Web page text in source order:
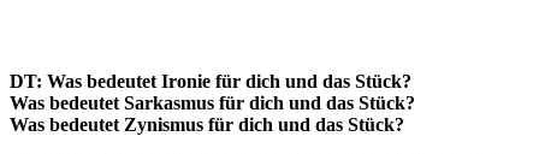
DT: Was bedeutet Ironie für dich und das Stück?
Was bedeutet Sarkasmus für dich und das Stück?
Was bedeutet Zynismus für dich und das Stück?